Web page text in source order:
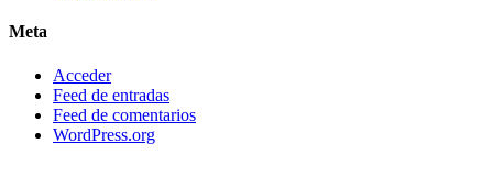
Meta
Acceder
Feed de entradas
Feed de comentarios
WordPress.org